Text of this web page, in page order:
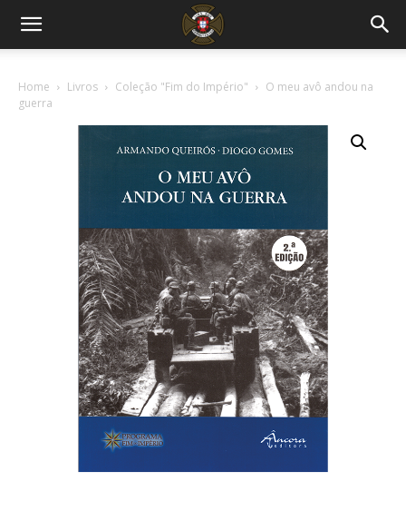
Home Livros Coleção "Fim do Império"
O meu avô andou na
guerra